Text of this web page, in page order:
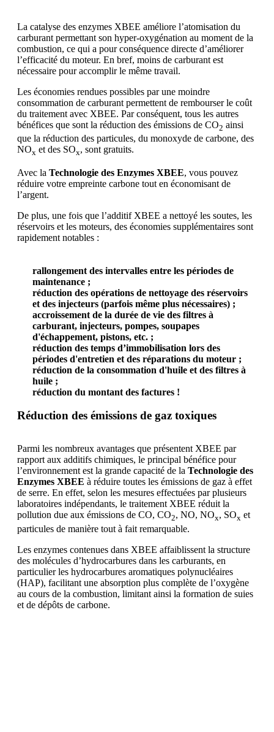
La catalyse des enzymes XBEE améliore l’atomisation du
carburant permettant son hyper-oxygénation au moment de la
combustion, ce qui a pour conséquence directe d’améliorer
l’efficacité du moteur. En bref, moins de carburant est
nécessaire pour accomplir le même travail.
Les économies rendues possibles par une moindre
consommation de carburant permettent de rembourser le coût
du traitement avec XBEE. Par conséquent, tous les autres
bénéfices que sont la réduction des émissions de CO2 ainsi
que la réduction des particules, du monoxyde de carbone, des
NOx et des SOx, sont gratuits.
Avec la Technologie des Enzymes XBEE, vous pouvez
réduire votre empreinte carbone tout en économisant de
l’argent.
De plus, une fois que l’additif XBEE a nettoyé les soutes, les
réservoirs et les moteurs, des économies supplémentaires sont
rapidement notables :
rallongement des intervalles entre les périodes de
maintenance ;
réduction des opérations de nettoyage des réservoirs
et des injecteurs (parfois même plus nécessaires) ;
accroissement de la durée de vie des filtres à
carburant, injecteurs, pompes, soupapes
d'échappement, pistons, etc. ;
réduction des temps d’immobilisation lors des
périodes d'entretien et des réparations du moteur ;
réduction de la consommation d'huile et des filtres à
huile ;
réduction du montant des factures !
Réduction des émissions de gaz toxiques
Parmi les nombreux avantages que présentent XBEE par
rapport aux additifs chimiques, le principal bénéfice pour
l’environnement est la grande capacité de la Technologie des
Enzymes XBEE à réduire toutes les émissions de gaz à effet
de serre. En effet, selon les mesures effectuées par plusieurs
laboratoires indépendants, le traitement XBEE réduit la
pollution due aux émissions de CO, CO2, NO, NOx, SOx et
particules de manière tout à fait remarquable.
Les enzymes contenues dans XBEE affaiblissent la structure
des molécules d’hydrocarbures dans les carburants, en
particulier les hydrocarbures aromatiques polynucléaires
(HAP), facilitant une absorption plus complète de l’oxygène
au cours de la combustion, limitant ainsi la formation de suies
et de dépôts de carbone.